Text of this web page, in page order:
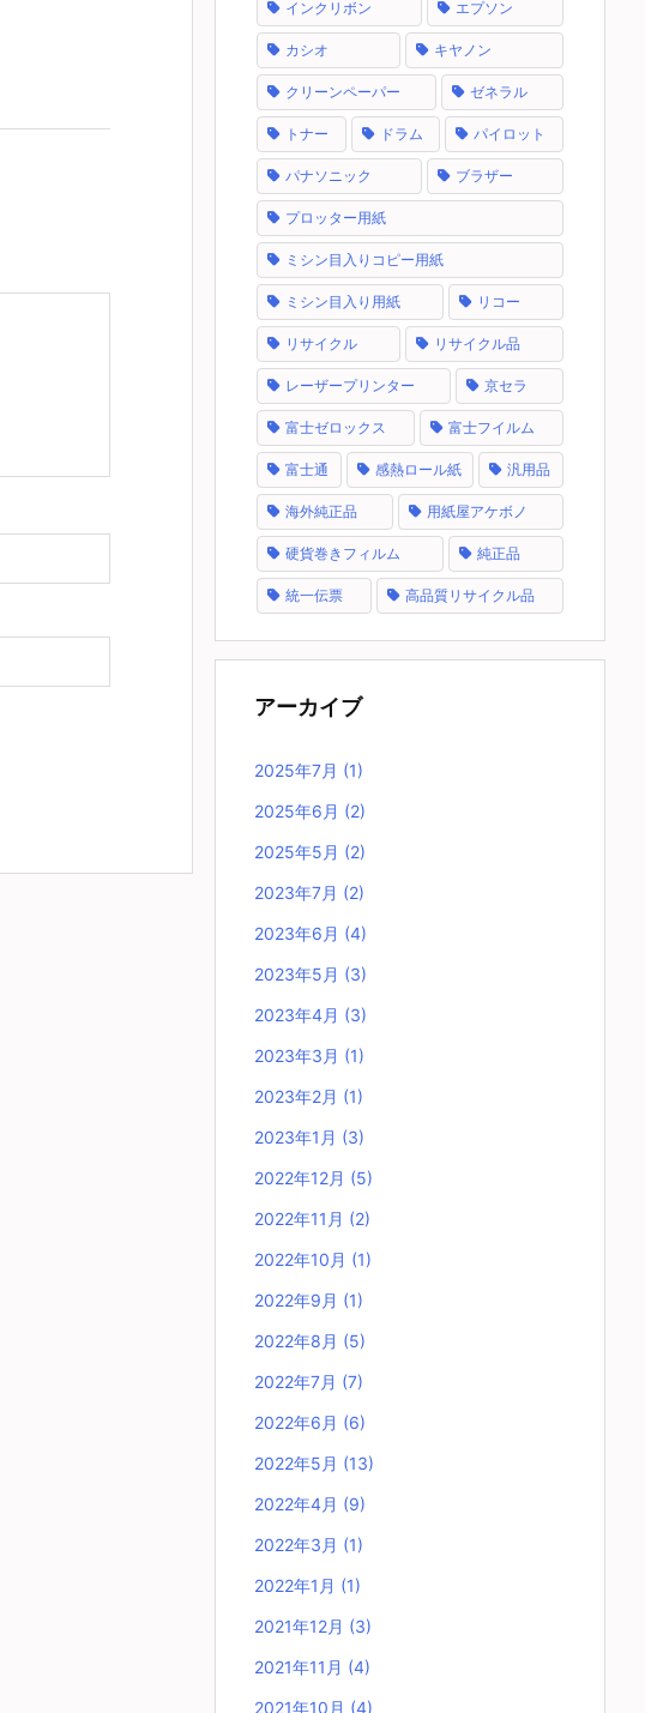
インクリボン エプソン
カシオ キヤノン
クリーンペーパー ゼネラル
トナー ドラム パイロット
パナソニック ブラザー
プロッター用紙
ミシン目入りコピー用紙
ミシン目入り用紙 リコー
リサイクル リサイクル品
レーザープリンター 京セラ
富士ゼロックス 富士フイルム
富士通 感熱ロール紙 汎用品
海外純正品 用紙屋アケボノ
硬貨巻きフィルム 純正品
統一伝票 高品質リサイクル品
アーカイブ
2025年7月 (1)
2025年6月 (2)
2025年5月 (2)
2023年7月 (2)
2023年6月 (4)
2023年5月 (3)
2023年4月 (3)
2023年3月 (1)
2023年2月 (1)
2023年1月 (3)
2022年12月 (5)
2022年11月 (2)
2022年10月 (1)
2022年9月 (1)
2022年8月 (5)
2022年7月 (7)
2022年6月 (6)
2022年5月 (13)
2022年4月 (9)
2022年3月 (1)
2022年1月 (1)
2021年12月 (3)
2021年11月 (4)
2021年10月 (4)